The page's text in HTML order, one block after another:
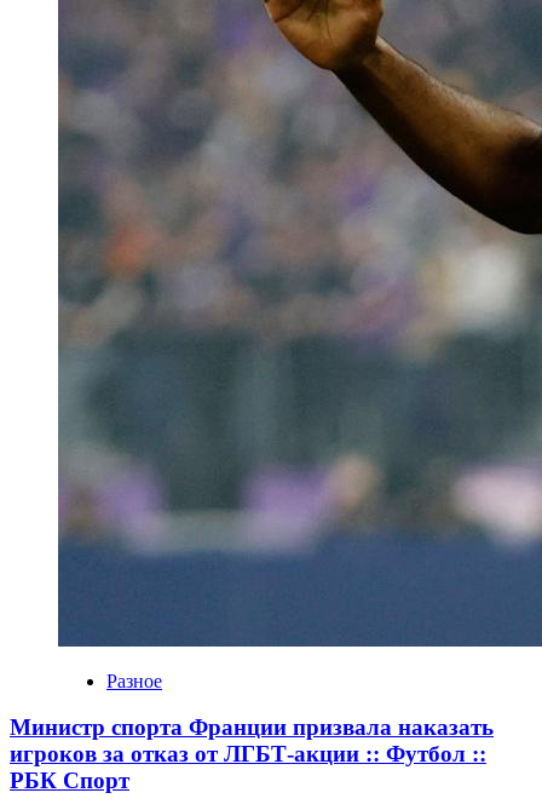
Разное
Министр спорта Франции призвала наказать
игроков за отказ от ЛГБТ-акции :: Футбол ::
РБК Спорт